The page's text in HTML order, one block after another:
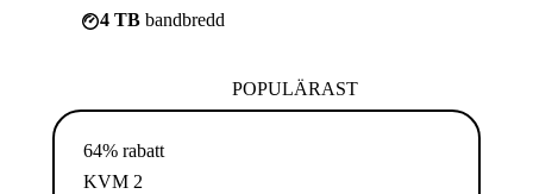
4 TB bandbredd
POPULÄRAST
64% rabatt
KVM 2